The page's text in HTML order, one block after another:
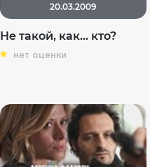
20.03.2009
Не такой, как... кто?
нет оценки